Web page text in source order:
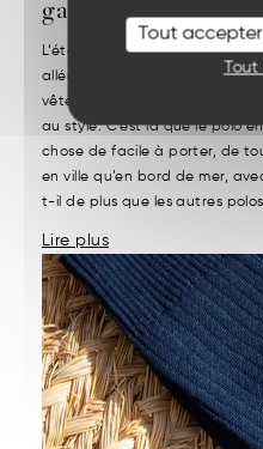
Tout accepter
Tout
garantis
L’été appelle une autre
alléger, à respirer et à
vêtements. Et pourtant, on ne
au style. C’est là que le polo
chose de facile à porter, de
en ville qu’en bord de mer,
t-il de plus que les autres polos
Lire plus